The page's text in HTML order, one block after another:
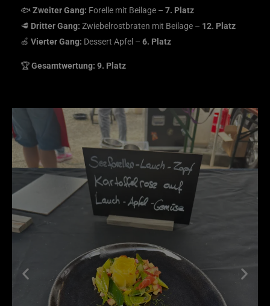
🐟Zweiter Gang: Forelle mit Beilage – 7. Platz
🥩 Dritter Gang: Zwiebelrostbraten mit Beilage – 12. Platz
🍏 Vierter Gang: Dessert Apfel – 6. Platz
🏆Gesamtwertung: 9. Platz